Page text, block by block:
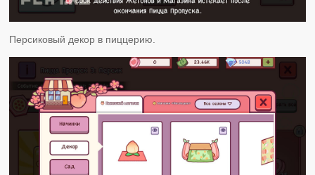
Персиковый декор в пиццерию.